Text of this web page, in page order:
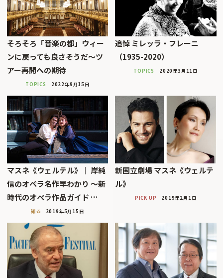
そろそろ「音楽の都」ウィー
ンに戻っても良さそうだ〜ツ
アー再開への期待
TOPICS 2022年9月15日
追悼 ミレッラ・フレーニ
（1935-2020）
TOPICS 2020年3月11日
マスネ《ウェルテル》｜ 岸純
信のオペラ名作早わかり 〜新
時代のオペラ作品ガイド …
知る 2019年5月15日
新国立劇場 マスネ《ウェルテ
ル》
PICK UP 2019年2月1日